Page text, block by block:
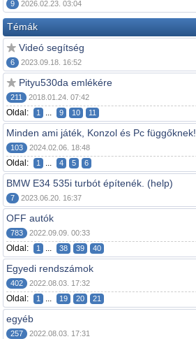
9 2026.02.23. 03:04
Témák
Videó segítség
6 2023.09.18. 16:52
Pityu530da emlékére
211 2018.01.24. 07:42
Oldal: 1 ... 9 10 11
Minden ami játék, Konzol és Pc függőknek!
103 2024.02.06. 18:48
Oldal: 1 ... 4 5 6
BMW E34 535i turbót építenék. (help)
7 2023.06.20. 16:37
OFF autók
783 2022.09.09. 00:33
Oldal: 1 ... 38 39 40
Egyedi rendszámok
402 2022.08.03. 17:32
Oldal: 1 ... 19 20 21
egyéb
257 2022.08.03. 17:31